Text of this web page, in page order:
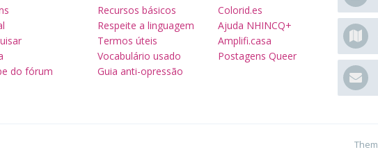
Colorid.es
Ajuda NHINCQ+
Amplifi.casa
Postagens Queer
Recursos básicos
Respeite a linguagem
Termos úteis
Vocabulário usado
Guia anti-opressão
do fórum